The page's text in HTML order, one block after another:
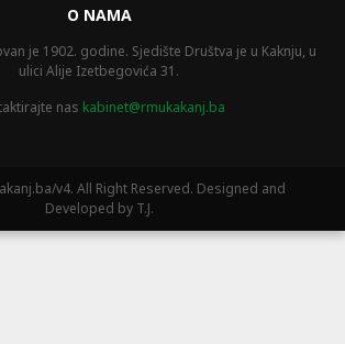
O NAMA
je 1902. godine. Sjedište Društva je u Kaknju, u
ulici Alije Izetbegovića 31.
nas kabinet@rmukakanj.ba
v4. All Right Reserved. Designed and
Developed by T.J.